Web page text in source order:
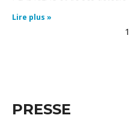
Lire plus »
1
PRESSE